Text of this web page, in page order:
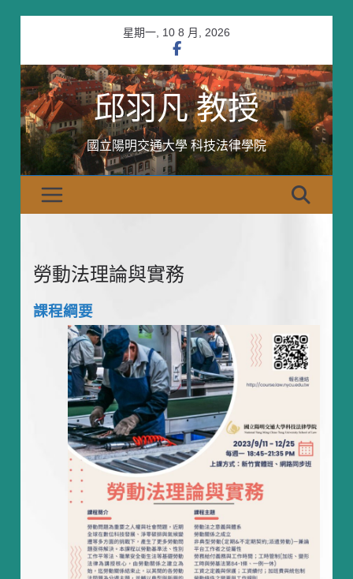
content
星期一, 10 8 月, 2026
邱羽凡 教授
國立陽明交通大學 科技法律學院
勞動法理論與實務
課程綱要